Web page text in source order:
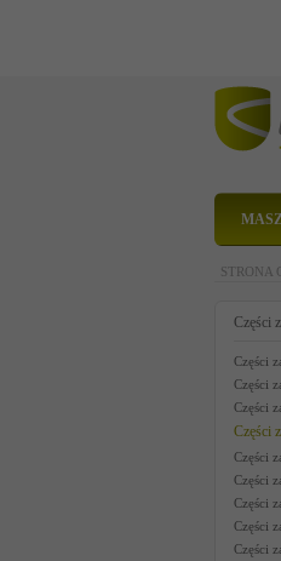
STRONA
Części
Części
Części
Części
Części
Części
Części
Części
Części
Części